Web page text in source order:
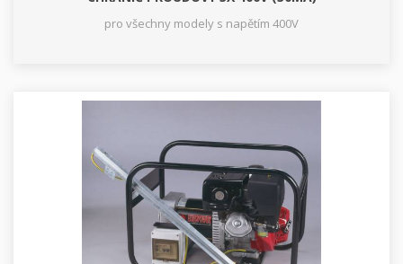
pro všechny modely s napětím 400V